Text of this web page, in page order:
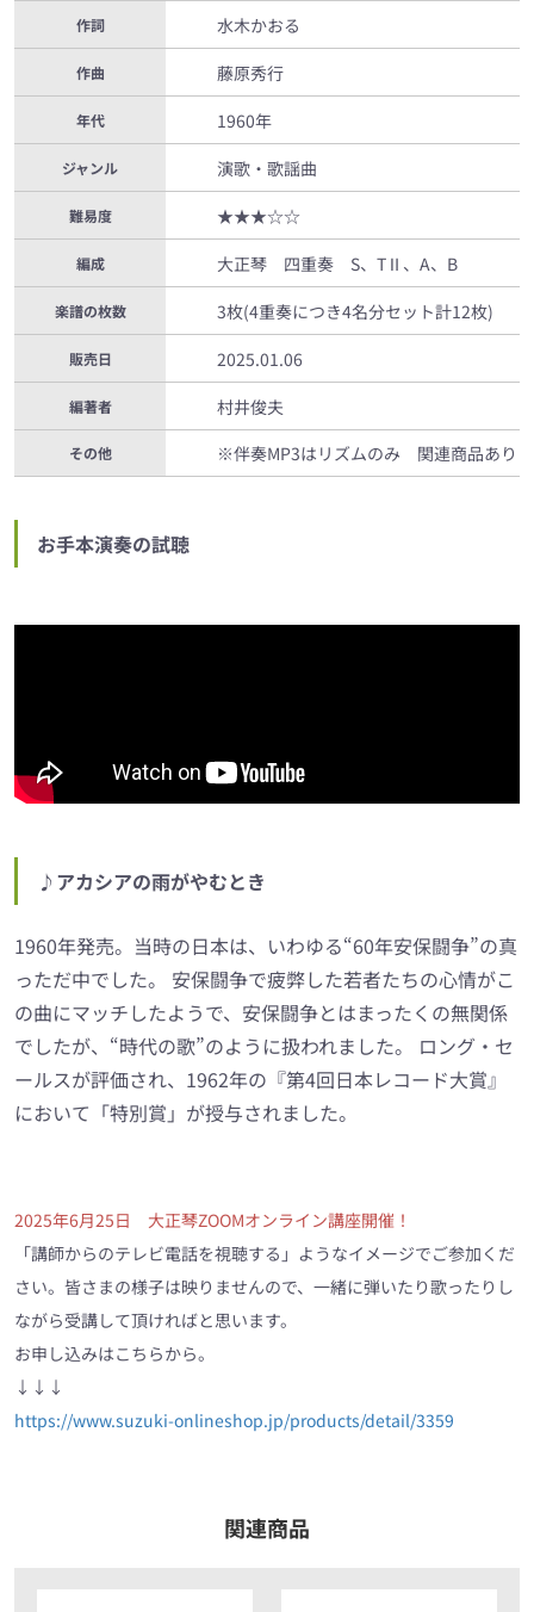
作詞 水木かおる
作曲 藤原秀行
年代 1960年
ジャンル 演歌・歌謡曲
難易度 ★★★☆☆
編成 大正琴 四重奏 S、TⅡ、A、B
楽譜の枚数 3枚(4重奏につき4名分セット計12枚)
販売日 2025.01.06
編著者 村井俊夫
その他 ※伴奏MP3はリズムのみ 関連商品あり
お手本演奏の試聴
♪アカシアの雨がやむとき
1960年発売。当時の日本は、いわゆる“60年安保闘争”の真
っただ中でした。 安保闘争で疲弊した若者たちの心情がこ
の曲にマッチしたようで、安保闘争とはまったくの無関係
でしたが、“時代の歌”のように扱われました。 ロング・セ
ールスが評価され、1962年の『第4回日本レコード大賞』
において「特別賞」が授与されました。
2025年6月25日 大正琴ZOOMオンライン講座開催！
「講師からのテレビ電話を視聴する」ようなイメージでご参加くだ
さい。皆さまの様子は映りませんので、一緒に弾いたり歌ったりし
ながら受講して頂ければと思います。
お申し込みはこちらから。
↓↓↓
https://www.suzuki-onlineshop.jp/products/detail/3359
関連商品